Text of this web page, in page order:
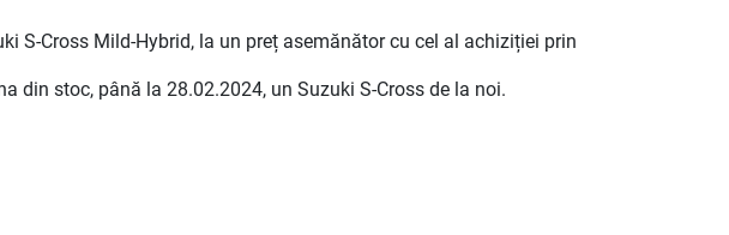
S-Cross Mild-Hybrid, la un preț asemănător cu cel al achiziției prin
din stoc, până la 28.02.2024, un Suzuki S-Cross de la noi.